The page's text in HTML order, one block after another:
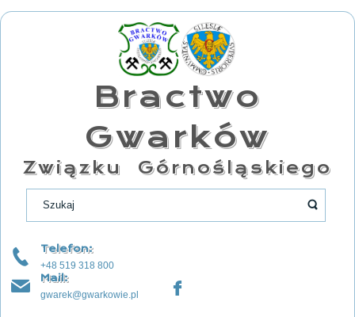
Bractwo
Gwarków
Związku Górnośląskiego
Telefon:
+48 519 318 800
Mail:
gwarek@gwarkowie.pl